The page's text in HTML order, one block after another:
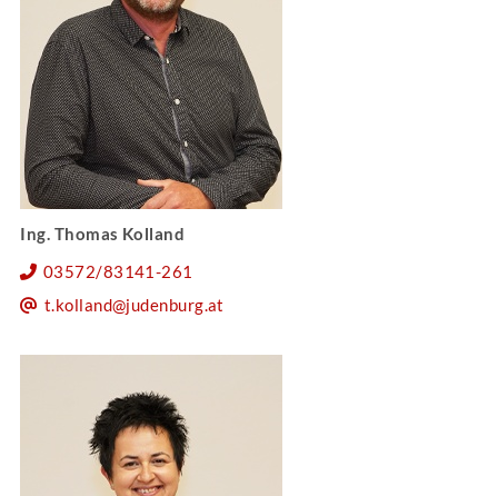
Ing. Thomas Kolland
03572/83141-261
t.kolland@judenburg.at